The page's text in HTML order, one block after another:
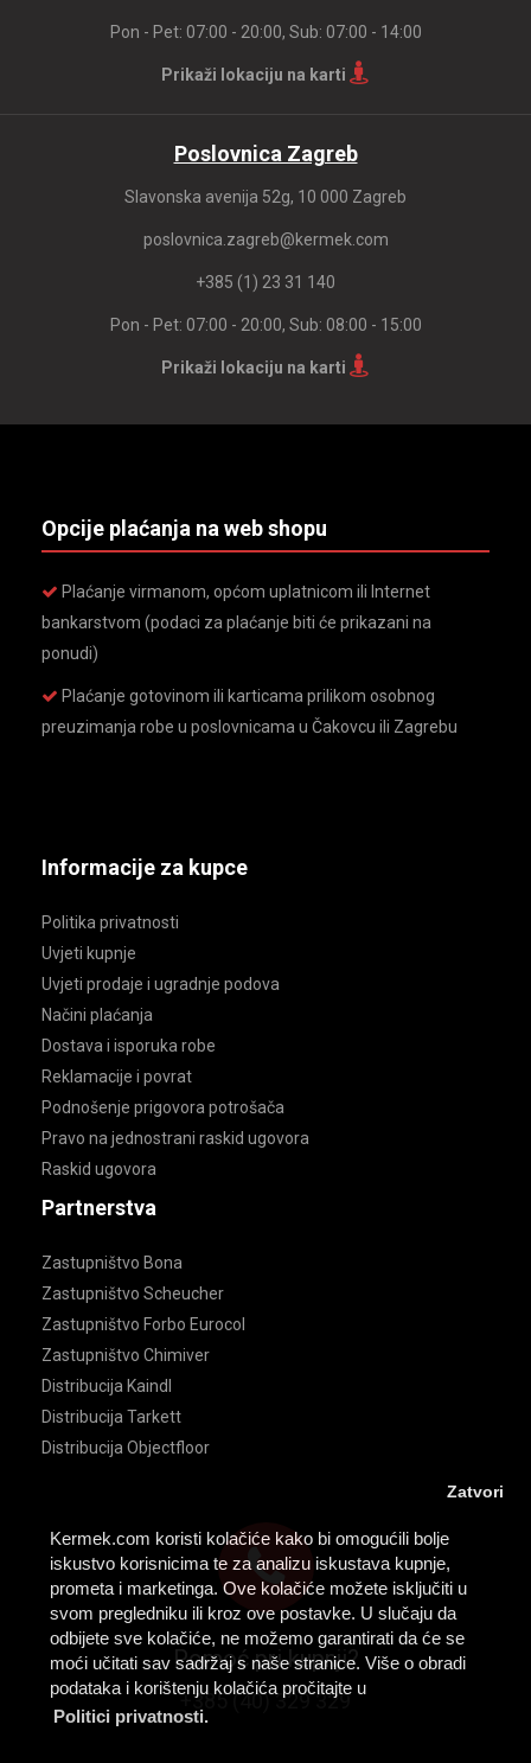
Kermek.com koristi kolačiće kako bi omogućili bolje
iskustvo korisnicima te za analizu iskustava kupnje,
prometa i marketinga. Ove kolačiće možete isključiti u
svom pregledniku ili kroz ove postavke. U slučaju da
odbijete sve kolačiće, ne možemo garantirati da će se
moći učitati sav sadržaj s naše stranice. Više o obradi
podataka i korištenju kolačića pročitajte u
Politici privatnosti.
Zatvori
Pon - Pet: 07:00 - 20:00, Sub: 07:00 - 14:00
Prikaži lokaciju na karti
Poslovnica Zagreb
Slavonska avenija 52g, 10 000 Zagreb
poslovnica.zagreb@kermek.com
+385 (1) 23 31 140
Pon - Pet: 07:00 - 20:00, Sub: 08:00 - 15:00
Prikaži lokaciju na karti
Opcije plaćanja na web shopu
Plaćanje virmanom, općom uplatnicom ili Internet
bankarstvom (podaci za plaćanje biti će prikazani na
ponudi)
Plaćanje gotovinom ili karticama prilikom osobnog
preuzimanja robe u poslovnicama u Čakovcu ili Zagrebu
Informacije za kupce
Politika privatnosti
Uvjeti kupnje
Uvjeti prodaje i ugradnje podova
Načini plaćanja
Dostava i isporuka robe
Reklamacije i povrat
Podnošenje prigovora potrošača
Pravo na jednostrani raskid ugovora
Raskid ugovora
Partnerstva
Zastupništvo Bona
Zastupništvo Scheucher
Zastupništvo Forbo Eurocol
Zastupništvo Chimiver
Distribucija Kaindl
Distribucija Tarkett
Distribucija Objectfloor
Pomoć pri kupnji?
+385 (40) 329 329